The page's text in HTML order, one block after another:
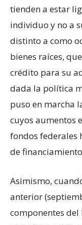
tienden a estar
individuo y no a
distinto a como
bienes raíces,
crédito para su
dada la política
puso en marcha
cuyos aumentos
fondos federales
de
Asimismo,
anterior
componentes